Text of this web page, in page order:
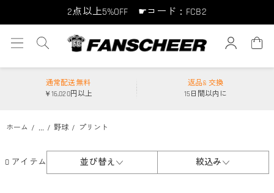
2点以上5%OFF ☛コード：FCB2
10点以上10%OFF ☛コード：FCB10
通常配送無料
￥16,020円以上
返品& 交換
15日間以内に
ホーム ... 野球 プリント
0 アイテム 並び替え 絞込み